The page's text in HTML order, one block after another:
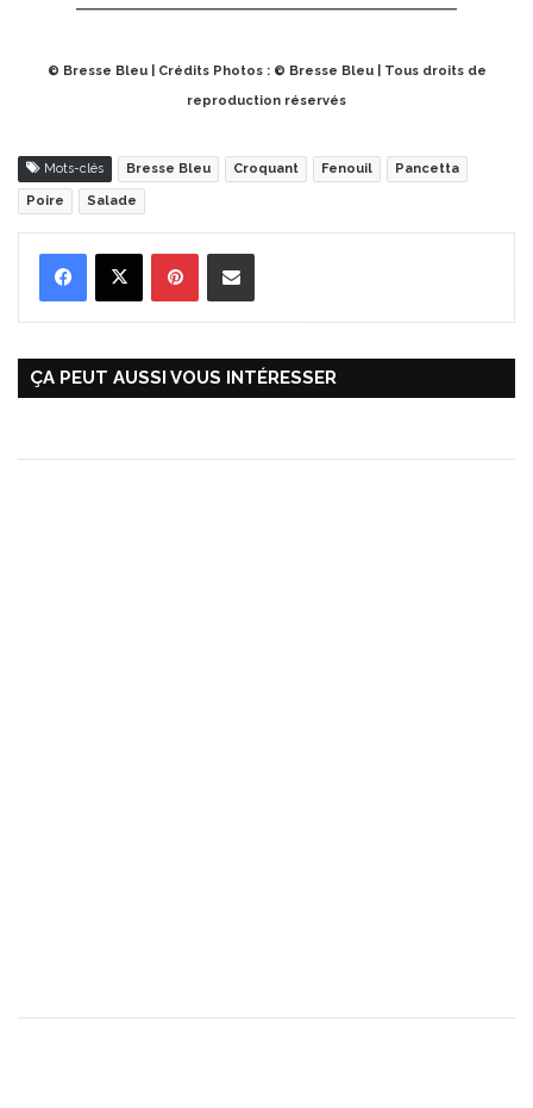
© Bresse Bleu | Crédits Photos : © Bresse Bleu | Tous droits de
reproduction réservés
Mots-clés Bresse Bleu Croquant Fenouil Pancetta
Poire Salade
ÇA PEUT AUSSI VOUS INTÉRESSER